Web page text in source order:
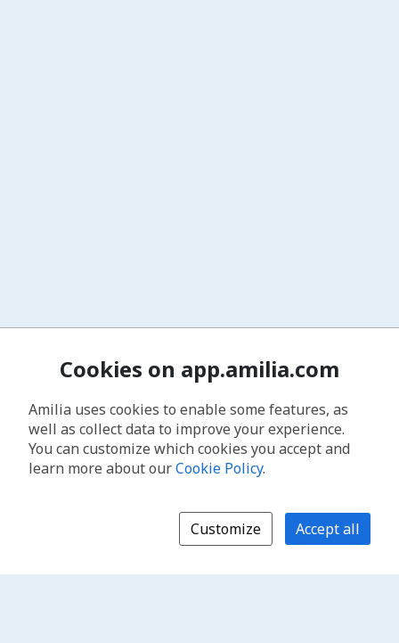
Cookies on app.amilia.com
Amilia uses cookies to enable some features, as
well as collect data to improve your experience.
You can customize which cookies you accept and
learn more about ourCookie Policy.
Customize Accept all